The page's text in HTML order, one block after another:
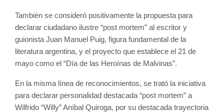
También se consideró positivamente la propuesta para
declarar ciudadano ilustre “post mortem” al escritor y
guionista Juan Manuel Puig, figura fundamental de la
literatura argentina, y el proyecto que establece el 21 de
mayo como el “Día de las Heroínas de Malvinas”.
En la misma línea de reconocimientos, se trató la iniciativa
para declarar personalidad destacada “post mortem” a
Wilfrido “Willy” Aníbal Quiroga, por su destacada trayectoria